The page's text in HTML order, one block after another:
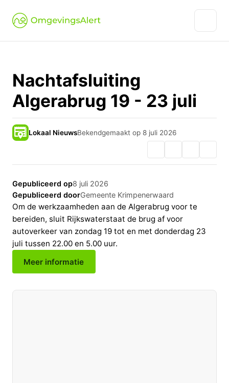
Nachtafsluiting
Algerabrug 19 - 23 juli
Lokaal NieuwsBekendgemaakt op 8 juli 2026
Gepubliceerd op8 juli 2026
Gepubliceerd doorGemeente Krimpenerwaard
Om de werkzaamheden aan de Algerabrug voor te
bereiden, sluit Rijkswaterstaat de brug af voor
autoverkeer van zondag 19 tot en met donderdag 23
juli tussen 22.00 en 5.00 uur.
Meer informatie